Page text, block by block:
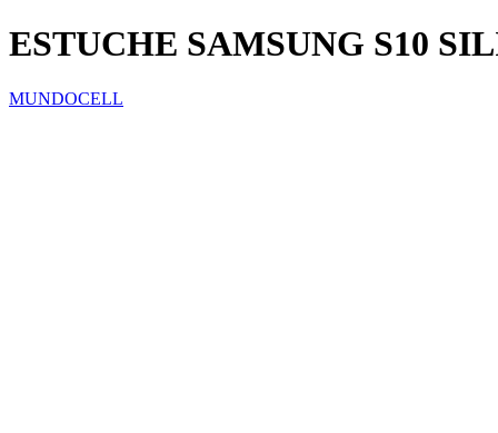
ESTUCHE SAMSUNG S10
MUNDOCELL